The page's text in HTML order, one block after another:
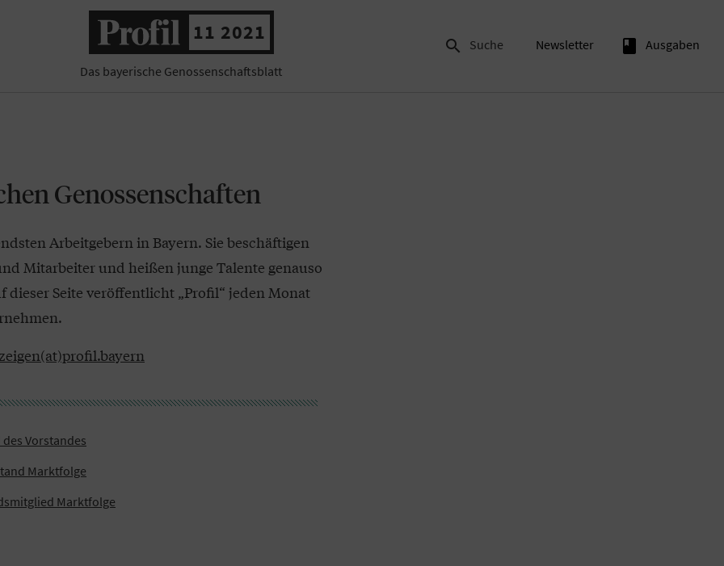
11 2021
Das bayerische Genossenschaftsblatt
 Suche Newsletter book Ausgaben
Genossenschaften
Arbeitgebern in Bayern. Sie beschäftigen
Mitarbeiter und heißen junge Talente genauso
Seite veröffentlicht „Profil“ jeden Monat
Vorstandes
Marktfolge
Marktfolge